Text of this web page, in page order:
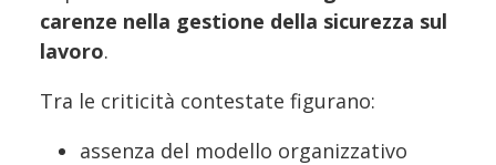
carenze nella gestione della sicurezza sul
lavoro.
Tra le criticità contestate figurano:
assenza del modello organizzativo